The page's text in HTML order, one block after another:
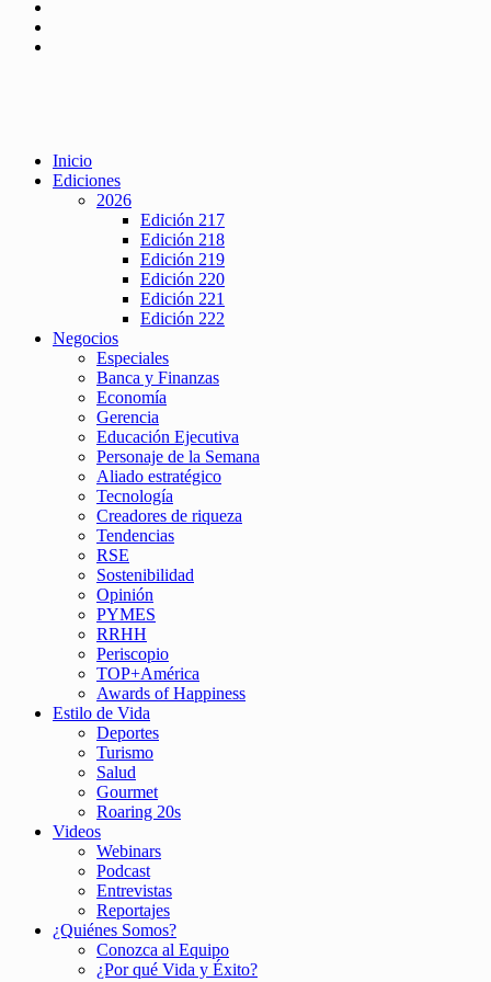
Inicio
Ediciones
2026
Edición 217
Edición 218
Edición 219
Edición 220
Edición 221
Edición 222
Negocios
Especiales
Banca y Finanzas
Economía
Gerencia
Educación Ejecutiva
Personaje de la Semana
Aliado estratégico
Tecnología
Creadores de riqueza
Tendencias
RSE
Sostenibilidad
Opinión
PYMES
RRHH
Periscopio
TOP+América
Awards of Happiness
Estilo de Vida
Deportes
Turismo
Salud
Gourmet
Roaring 20s
Videos
Webinars
Podcast
Entrevistas
Reportajes
¿Quiénes Somos?
Conozca al Equipo
¿Por qué Vida y Éxito?